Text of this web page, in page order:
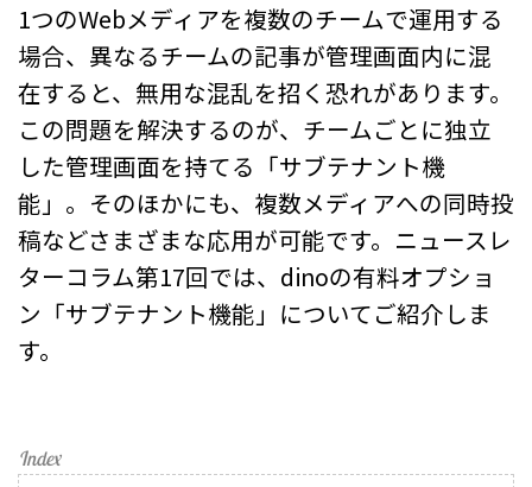
1つのWebメディアを複数のチームで運用する
場合、異なるチームの記事が管理画面内に混
在すると、無用な混乱を招く恐れがあります。
この問題を解決するのが、チームごとに独立
した管理画面を持てる「サブテナント機
能」。そのほかにも、複数メディアへの同時投
稿などさまざまな応用が可能です。ニュースレ
ターコラム第17回では、dinoの有料オプショ
ン「サブテナント機能」についてご紹介しま
す。